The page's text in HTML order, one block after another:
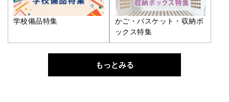
学校備品特集
かご・バスケット・収納ボ
ックス特集
もっとみる